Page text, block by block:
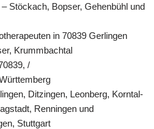
Stöckach, Bopser, Gehenbühl und
in 70839 Gerlingen
Krummbachtal
/
Ditzingen, Leonberg, Korntal-
Renningen und
Stuttgart